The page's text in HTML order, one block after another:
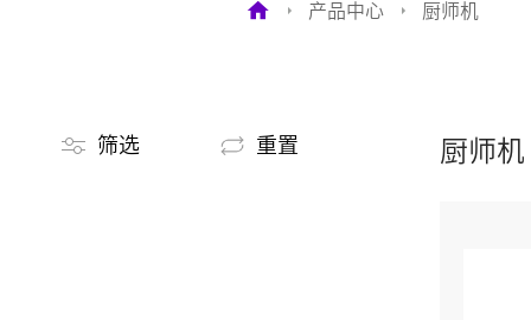
产品中心 厨师机
筛选 重置 厨师机